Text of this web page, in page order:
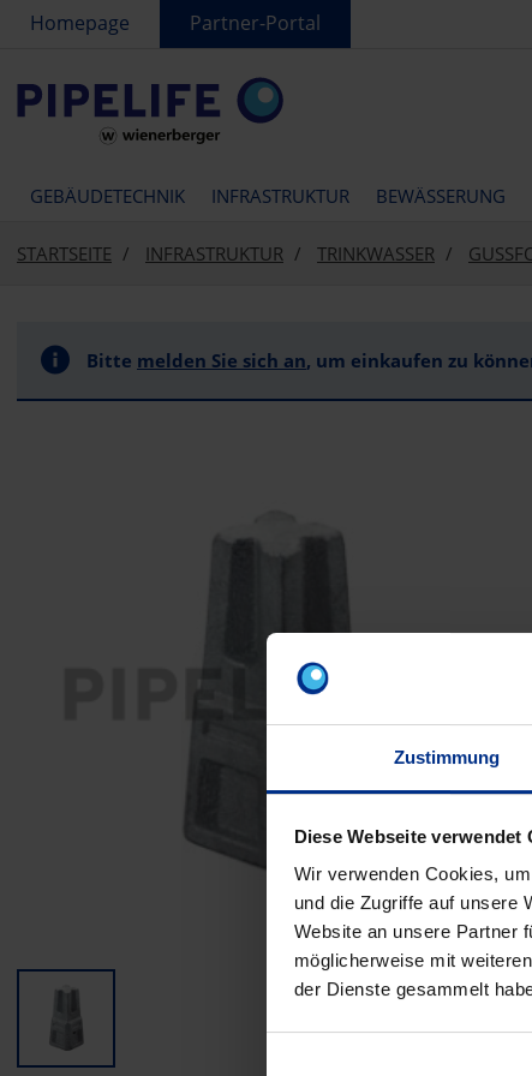
Zustimmung
Diese Webseite verwendet
Wir verwenden Cookies,
und die Zugriffe auf unsere
Website an unsere Partner
möglicherweise mit
der Dienste gesammelt
text.skipToContent
text.skipToNavigation
Homepage Partner-Portal
GEBÄUDETECHNIK INFRASTRUKTUR BEWÄSSERUNG
STARTSEITE INFRASTRUKTUR TRINKWASSER
Bitte melden Sie sich an, um einkaufen zu